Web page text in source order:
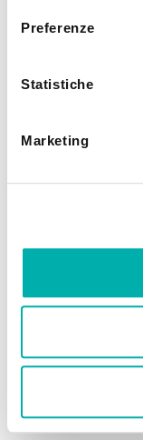
altri.
utilizzando solo i
Preferenze
Statistiche
Marketing